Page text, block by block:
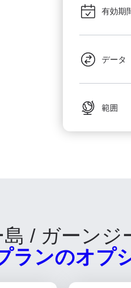
有効期
データ
範囲
/ ガーンジ
ランのオプ